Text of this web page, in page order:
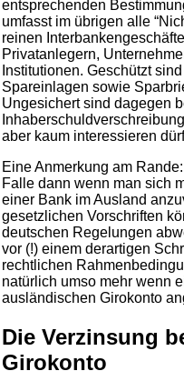
entsprechenden
umfasst im übrigen alle
reinen
Privatanlegern,
Institutionen. Geschützt
Spareinlagen sowie
Ungesichert sind dagegen
aber kaum interessieren
Eine Anmerkung am
Falle dann wenn man sich
einer Bank im Ausland
gesetzlichen Vorschriften
deutschen Regelungen
vor (!) einem derartigen
rechtlichen
natürlich umso mehr wenn
ausländischen Girokonto
Die Verzinsung
Girokonto